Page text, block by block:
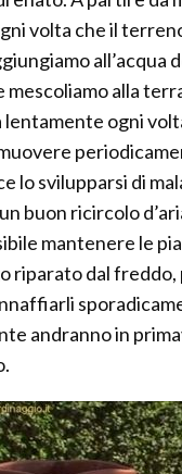
volta che il
all’acqua
alla
lentamente ogni
lo svilupparsi di
buon ricircolo
mantenere le
riparato dal freddo,
andranno in